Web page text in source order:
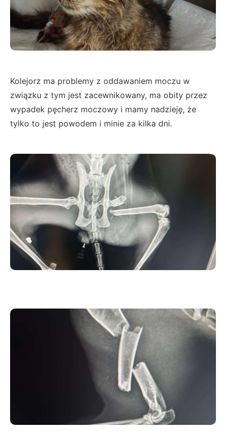
Kolejorz ma problemy z oddawaniem moczu w
związku z tym jest zacewnikowany, ma obity przez
wypadek pęcherz moczowy i mamy nadzieję, że
tylko to jest powodem i minie za kilka dni.